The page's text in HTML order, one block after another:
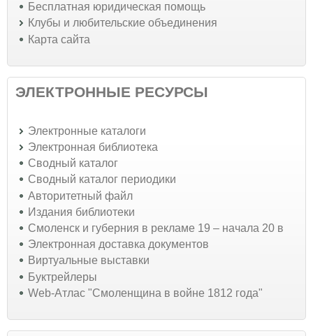
Бесплатная юридическая помощь
Клубы и любительские объединения
Карта сайта
ЭЛЕКТРОННЫЕ РЕСУРСЫ
Электронные каталоги
Электронная библиотека
Сводный каталог
Сводный каталог периодики
Авторитетный файл
Издания библиотеки
Смоленск и губерния в рекламе 19 – начала 20 в
Электронная доставка документов
Виртуальные выставки
Буктрейлеры
Web-Атлас "Смоленщина в войне 1812 года"